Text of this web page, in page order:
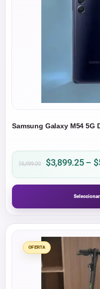
producto
Samsung Galaxy M54 5G
$6,499.00 $3,899.25 – $
Este
producto
múltiples
variantes.
Las
opciones
OFERTA